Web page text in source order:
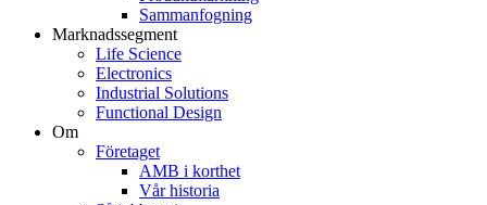
Sammanfogning
Marknadssegment
Life Science
Electronics
Industrial Solutions
Functional Design
Om
Företaget
AMB i korthet
Vår historia